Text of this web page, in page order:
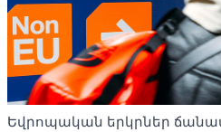
Եվրոպական երկրներ